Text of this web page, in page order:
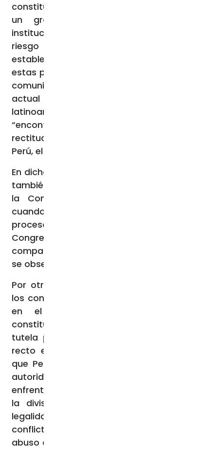
constitucionales del Estado está generando
un grave daño a la estabilidad e
institucionalidad democrática, poniendo en
riesgo la legalidad, la armonía social y lo
establecido en nuestra Constitución»: con
estas palabras la CEP expresa, mediante un
comunicado, su preocupación ante la
actual crisis política que vive el país
latinoamericano a la vez que exhortan a
“encontrar una solución con sabiduría y
rectitud, donde debe primar el interés por el
Perú, el bien común de todos”.
En dicho comunicado, los obispos peruanos
también piden “respetar el artículo 97º” de
la Constitución, el cual establece que
cuando hay un asunto de interés público, el
proceso de investigación que determine el
Congreso debe garantizar el derecho a
comparecer “con los mismos apremios que
se observan en el procedimiento judicial».
Por otro lado, los obispos consideran que
los conflictos se deben afrontar “con base
en el respeto irrestricto del orden
constitucional, el principio de legalidad, la
tutela procesal efectiva y la garantía del
recto ejercicio de la defensa” y recalcan
que Perú “necesita con urgencia” que sus
autoridades superen los frecuentes
enfrentamientos “porque estos nos llevan a
la división, al caos, a la ruptura de la
legalidad y la legitimidad, agudizando los
conflictos y llevando los problemas al
abuso del derecho y a la irracionabilidad en